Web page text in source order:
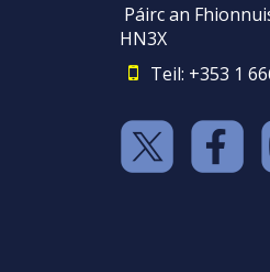
Páirc an
HN3X
Teil: +353 1